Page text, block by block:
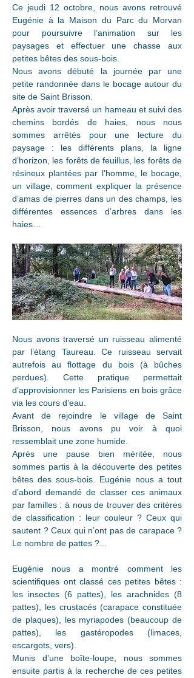
Ce jeudi 12 octobre, nous avons retrouvé
Eugénie à la Maison du Parc du Morvan
pour poursuivre l’animation sur les
paysages et effectuer une chasse aux
petites bêtes des sous-bois.
Nous avons débuté la journée par une
petite randonnée dans le bocage autour du
site de Saint Brisson.
Après avoir traversé un hameau et suivi des
chemins bordés de haies, nous nous
sommes arrêtés pour une lecture du
paysage : les différents plans, la ligne
d’horizon, les forêts de feuillus, les forêts de
résineux plantées par l’homme, le bocage,
un village, comment expliquer la présence
d’amas de pierres dans un des champs, les
différentes essences d’arbres dans les
haies…
Nous avons traversé un ruisseau alimenté
par l’étang Taureau. Ce ruisseau servait
autrefois au flottage du bois (à bûches
perdues). Cette pratique permettait
d’approvisionner les Parisiens en bois grâce
via les cours d’eau.
Avant de rejoindre le village de Saint
Brisson, nous avons pu voir à quoi
ressemblait une zone humide.
Après une pause bien méritée, nous
sommes partis à la découverte des petites
bêtes des sous-bois. Eugénie nous a tout
d’abord demandé de classer ces animaux
par familles : à nous de trouver des critères
de classification : leur couleur ? Ceux qui
sautent ? Ceux qui n’ont pas de carapace ?
Le nombre de pattes ?...
Eugénie nous a montré comment les
scientifiques ont classé ces petites bêtes :
les insectes (6 pattes), les arachnides (8
pattes), les crustacés (carapace constituée
de plaques), les myriapodes (beaucoup de
pattes), les gastéropodes (limaces,
escargots, vers).
Munis d’une boîte-loupe, nous sommes
ensuite partis à la recherche de ces petites